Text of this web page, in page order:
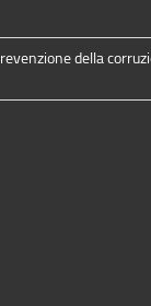
della